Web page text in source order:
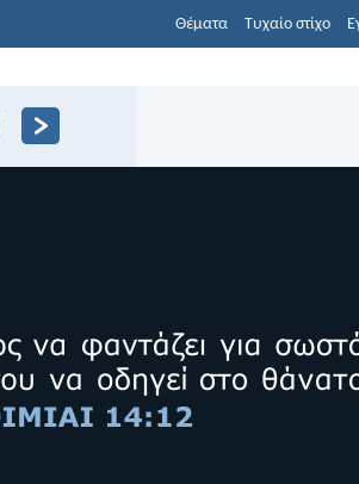
Θέματα Τυχαίο στίχο